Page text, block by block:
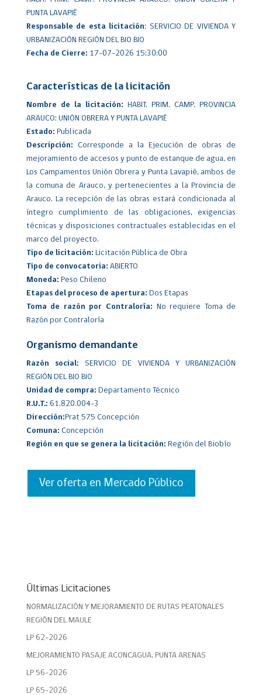
PUNTA LAVAPIÉ
Responsable de esta licitación: SERVICIO DE VIVIENDA Y
URBANIZACIÓN REGIÓN DEL BIO BIO
Fecha de Cierre: 17-07-2026 15:30:00
Características de la licitación
Nombre de la licitación: HABIT. PRIM. CAMP. PROVINCIA
ARAUCO: UNIÓN OBRERA Y PUNTA LAVAPIÉ
Estado: Publicada
Descripción: Corresponde a la Ejecución de obras de
mejoramiento de accesos y punto de estanque de agua, en
Los Campamentos Unión Obrera y Punta Lavapié, ambos de
la comuna de Arauco, y pertenecientes a la Provincia de
Arauco. La recepción de las obras estará condicionada al
íntegro cumplimiento de las obligaciones, exigencias
técnicas y disposiciones contractuales establecidas en el
marco del proyecto.
Tipo de licitación: Licitación Pública de Obra
Tipo de convocatoria: ABIERTO
Moneda: Peso Chileno
Etapas del proceso de apertura: Dos Etapas
Toma de razón por Contraloría: No requiere Toma de
Razón por Contraloría
Organismo demandante
Razón social: SERVICIO DE VIVIENDA Y URBANIZACIÓN
REGIÓN DEL BIO BIO
Unidad de compra: Departamento Técnico
R.U.T.: 61.820.004-3
Dirección:Prat 575 Concepción
Comuna: Concepción
Región en que se genera la licitación: Región del Biobío
Ver oferta en Mercado Público
Últimas Licitaciones
NORMALIZACIÓN Y MEJORAMIENTO DE RUTAS PEATONALES
REGIÓN DEL MAULE
LP 62-2026
MEJORAMIENTO PASAJE ACONCAGUA, PUNTA ARENAS
LP 56-2026
LP 65-2026